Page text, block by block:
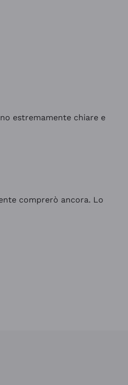
estremamente chiare e
comprerò ancora. Lo